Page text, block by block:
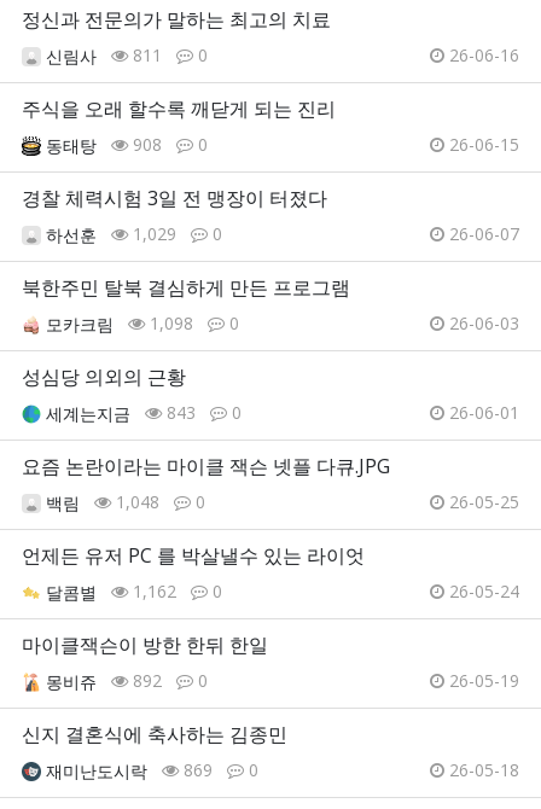
정신과 전문의가 말하는 최고의 치료
신림사 811 0 26-06-16
주식을 오래 할수록 깨닫게 되는 진리
동태탕 908 0 26-06-15
경찰 체력시험 3일 전 맹장이 터졌다
하선훈 1,029 0 26-06-07
북한주민 탈북 결심하게 만든 프로그램
모카크림 1,098 0 26-06-03
성심당 의외의 근황
세계는지금 843 0 26-06-01
요즘 논란이라는 마이클 잭슨 넷플 다큐.JPG
백림 1,048 0 26-05-25
언제든 유저 PC 를 박살낼수 있는 라이엇
달콤별 1,162 0 26-05-24
마이클잭슨이 방한 한뒤 한일
몽비쥬 892 0 26-05-19
신지 결혼식에 축사하는 김종민
재미난도시락 869 0 26-05-18